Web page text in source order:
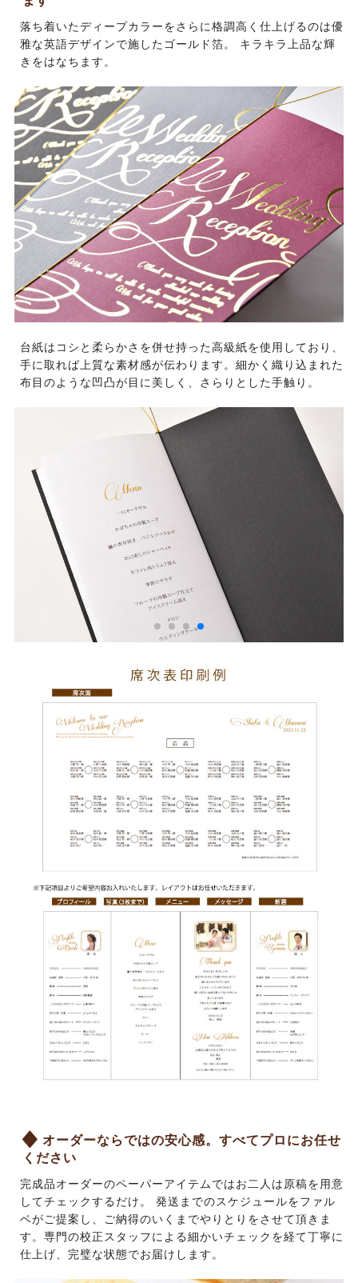
落ち着いたディープカラーをさらに格調高く仕上げるのは優
雅な英語デザインで施したゴールド箔。 キラキラ上品な輝
きをはなちます。
台紙はコシと柔らかさを併せ持った高級紙を使用しており、
手に取れば上質な素材感が伝わります。細かく織り込まれた
布目のような凹凸が目に美しく、さらりとした手触り。
オーダーならではの安心感。すべてプロにお任せ
ください
完成品オーダーのペーパーアイテムではお二人は原稿を用意
してチェックするだけ。 発送までのスケジュールをファル
ベがご提案し、ご納得のいくまでやりとりをさせて頂きま
す。専門の校正スタッフによる細かいチェックを経て丁寧に
仕上げ、完璧な状態でお届けします。